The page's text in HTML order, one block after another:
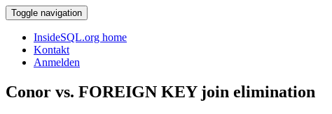
Toggle navigation
InsideSQL.org home
Kontakt
Anmelden
Conor vs. FOREIGN KEY join elimination